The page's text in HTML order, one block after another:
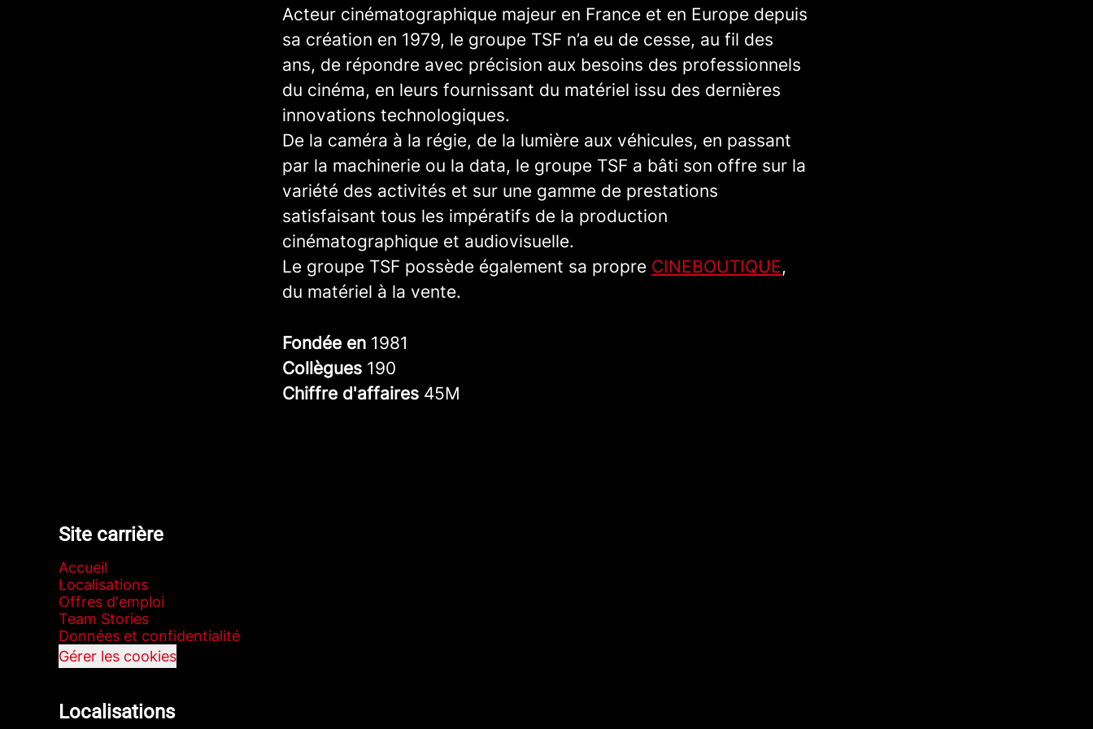
Acteur cinématographique majeur en France et en Europe depuis
sa création en 1979, le groupe TSF n’a eu de cesse, au fil des
ans, de répondre avec précision aux besoins des professionnels
du cinéma, en leurs fournissant du matériel issu des dernières
innovations technologiques.
De la caméra à la régie, de la lumière aux véhicules, en passant
par la machinerie ou la data, le groupe TSF a bâti son offre sur la
variété des activités et sur une gamme de prestations
satisfaisant tous les impératifs de la production
cinématographique et audiovisuelle.
Le groupe TSF possède également sa propre CINEBOUTIQUE,
du matériel à la vente.
Fondée en 1981
Collègues 190
Chiffre d'affaires 45M
Site carrière
Accueil
Localisations
Offres d'emploi
Team Stories
Données et confidentialité
Gérer les cookies
Localisations